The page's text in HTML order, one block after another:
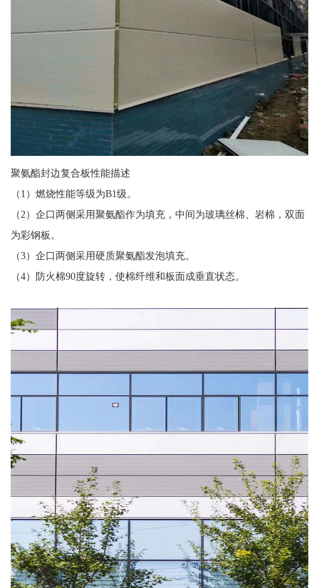
聚氨酯封边复合板性能描述
（1）燃烧性能等级为B1级。
（2）企口两侧采用聚氨酯作为填充，中间为玻璃丝棉、岩棉，双面
为彩钢板。
（3）企口两侧采用硬质聚氨酯发泡填充。
（4）防火棉90度旋转，使棉纤维和板面成垂直状态。